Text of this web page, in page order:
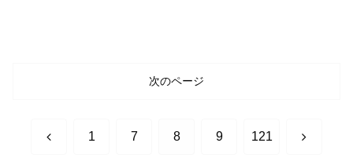
次のページ
前 1 7 8 9 121 次